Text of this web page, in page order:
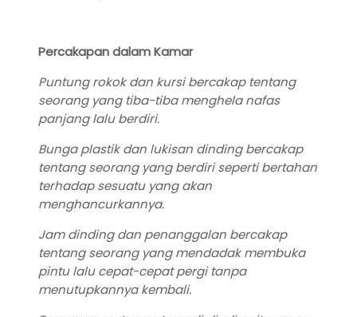
Percakapan dalam Kamar
Puntung rokok dan kursi bercakap tentang
seorang yang tiba-tiba menghela nafas
panjang lalu berdiri.
Bunga plastik dan lukisan dinding bercakap
tentang seorang yang berdiri seperti bertahan
terhadap sesuatu yang akan
menghancurkannya.
Jam dinding dan penanggalan bercakap
tentang seorang yang mendadak membuka
pintu lalu cepat-cepat pergi tanpa
menutupkannya kembali.